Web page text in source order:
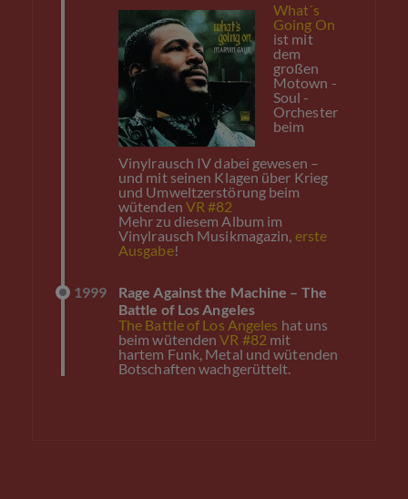
What´s
Going On
ist mit
dem
großen
Motown -
Soul -
Orchester
beim
Vinylrausch IV dabei gewesen –
und mit seinen Klagen über Krieg
und Umweltzerstörung beim
wütenden VR #82
Mehr zu diesem Album im
Vinylrausch Musikmagazin, erste
Ausgabe!
1999
Rage Against the Machine – The
Battle of Los Angeles
The Battle of Los Angeles hat uns
beim wütendenVR #82 mit
hartem Funk, Metal und wütenden
Botschaften wachgerüttelt.